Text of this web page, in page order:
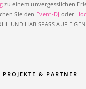
zu einem unvergesslichen
Sie den Event-DJ oder
UND HAB SPASS AUF
PROJEKTE & PARTNER